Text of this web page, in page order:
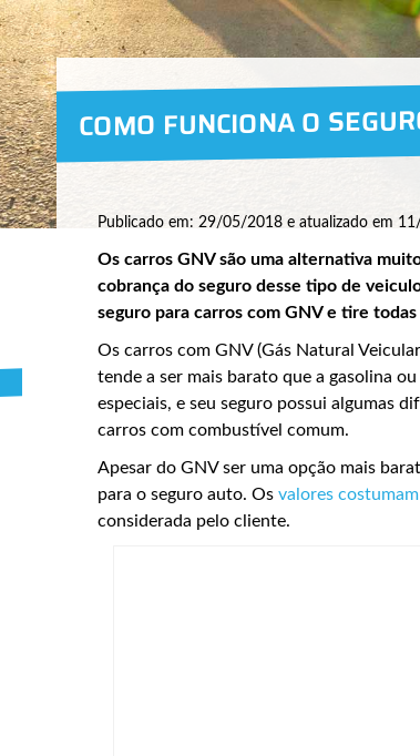
COMO FUNCIONA O
Publicado em: 29/05/2018 e atualizado em
Os carros GNV são uma alternativa
cobrança do seguro desse tipo de
seguro para carros com GNV e tire todas
Os carros com GNV (Gás Natural
tende a ser mais barato que a gasolina
especiais, e seu seguro possui algumas
carros com combustível comum.
Apesar do GNV ser uma opção mais
para o seguro auto. Osvalores
considerada pelo cliente.